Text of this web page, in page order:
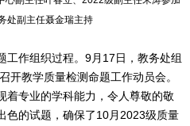
处副主任聂金瑞主持
工作组织过程。9月17日，教务处组
开教学质量检测命题工作动员会。
着专业的学科能力，令人尊敬的敬
色的试题，确保了10月2023级质量